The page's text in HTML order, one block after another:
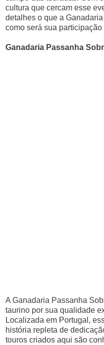
cultura que cercam esse
detalhes o que a
como será sua participação
Ganadaria Passanha
A Ganadaria Passanha
taurino por sua qualidade
Localizada em Portugal,
história repleta de
touros criados aqui são